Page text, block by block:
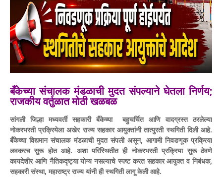
बँकेच्या संचालक मंडळाची मुदत संपल्याने घेतला निर्णय;
राजकीय वर्तुळात मोठी खळबळ
सांगली जिल्हा मध्यवर्ती सहकारी बँकेच्या बहुचर्चित आणि वादग्रस्त ठरलेल्या
नोकरभरती प्रक्रियेला अखेर राज्य सहकार आयुक्तांनी तात्पुरती स्थगिती दिली आहे.
बँकेच्या विद्यमान संचालक मंडळाची मुदत संपली असून, आगामी निवडणूक प्रक्रिया
लवकरच सुरू होत आहे. अशा परिस्थितीत ही नोकरभरती प्रक्रिया सुरू ठेवणे
कायदेशीर आणि नैतिकदृष्ट्या योग्य नसल्याचे स्पष्ट करत सहकार आयुक्त व निबंधक,
सहकारी संस्था, महाराष्ट्र राज्य यांनी ही स्थगिती लागू केली आहे.